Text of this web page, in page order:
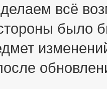
всё
было